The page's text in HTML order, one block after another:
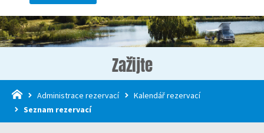
Zažijte
Administrace rezervací
Kalendář rezervací
Seznam rezervací